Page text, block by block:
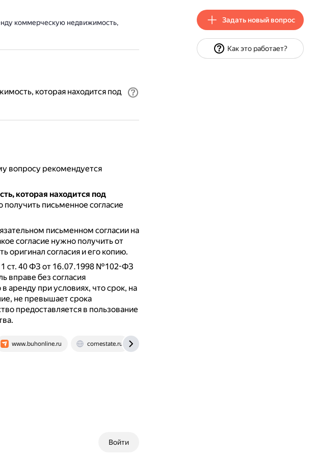
коммерческую недвижимость,
которая находится под
вопросу рекомендуется
которая находится под
письменное согласие
письменном согласии на
согласие нужно получить от
оригинал согласия и его копию.
1 ст. 40 ФЗ от 16.07.1998 №102-ФЗ
вправе без согласия
аренду при условиях, что срок, на
не превышает срока
предоставляется в пользование
www.buhonline.ru comestate.ru
Войти
Задать новый вопрос
Как это работает?